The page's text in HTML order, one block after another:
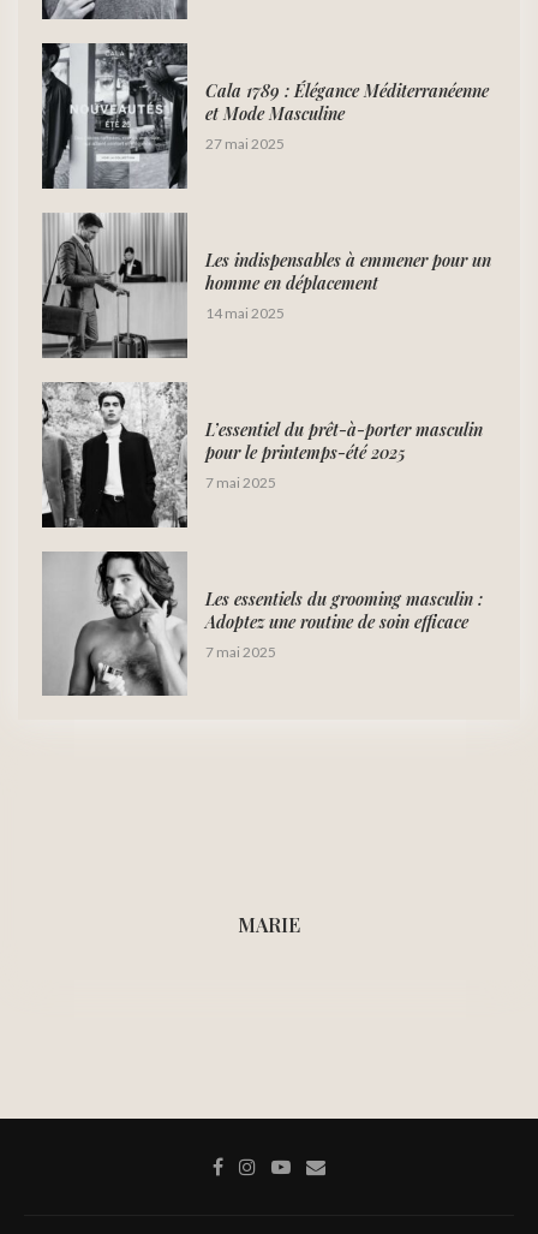
Cala 1789 : Élégance Méditerranéenne
et Mode Masculine
27 mai 2025
Les indispensables à emmener pour un
homme en déplacement
14 mai 2025
L’essentiel du prêt-à-porter masculin
pour le printemps-été 2025
7 mai 2025
Les essentiels du grooming masculin :
Adoptez une routine de soin efficace
7 mai 2025
MARIE